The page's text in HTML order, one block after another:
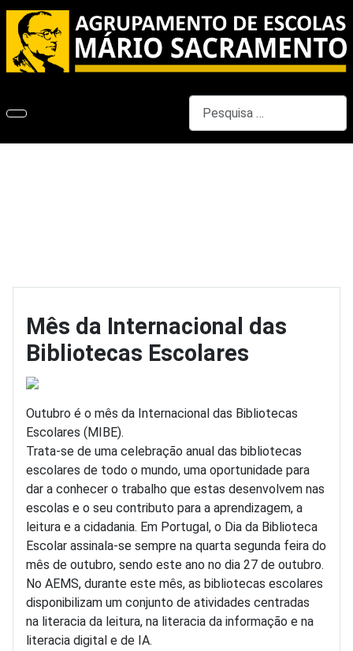
Mês da Internacional das
Bibliotecas Escolares
Outubro é o mês da Internacional das Bibliotecas
Escolares (MIBE).
Trata-se de uma celebração anual das bibliotecas
escolares de todo o mundo, uma oportunidade para
dar a conhecer o trabalho que estas desenvolvem nas
escolas e o seu contributo para a aprendizagem, a
leitura e a cidadania. Em Portugal, o Dia da Biblioteca
Escolar assinala-se sempre na quarta segunda feira do
mês de outubro, sendo este ano no dia 27 de outubro.
No AEMS, durante este mês, as bibliotecas escolares
disponibilizam um conjunto de atividades centradas
na literacia da leitura, na literacia da informação e na
literacia digital e de IA.